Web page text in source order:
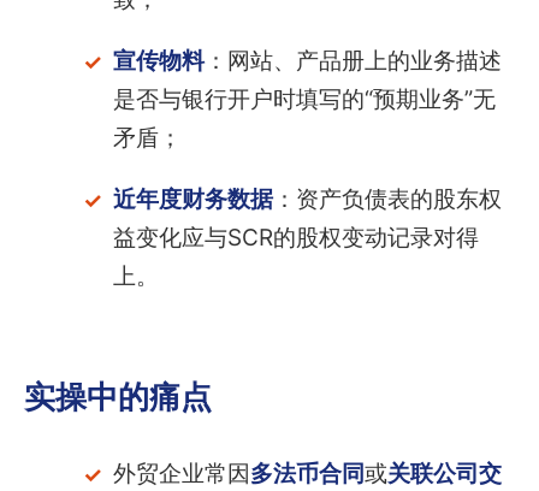
宣传物料：网站、产品册上的业务描述
是否与银行开户时填写的“预期业务”无
矛盾；
近年度财务数据：资产负债表的股东权
益变化应与SCR的股权变动记录对得
上。
实操中的痛点
外贸企业常因多法币合同或关联公司交